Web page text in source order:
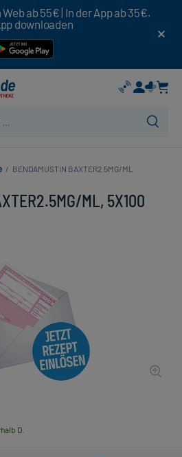
ab 55€ | In der App ab 35€.
downloaden
/ BENDAMUSTIN BAXTER2.5MG/ML
ML, 5X100
D.